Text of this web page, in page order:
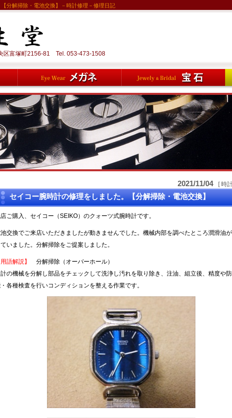
分解掃除・電池交換】－時計修理－修理日記
区富塚町2156-81 Tel. 053-473-1508
2021/11/04 [ 時
セイコー腕時計の修理をしました。【分解掃除・電池交換】
ご購入、セイコー（SEIKO）のクォーツ式腕時計です。
交換でご来店いただきましたが動きませんでした。機械内部を調べたところ潤滑油
ていました。分解掃除をご提案しました。
用語解説】 分解掃除（オーバーホール）
の機械を分解し部品をチェックして洗浄し汚れを取り除き、注油、組立後、精度や
各種検査を行いコンディションを整える作業です。